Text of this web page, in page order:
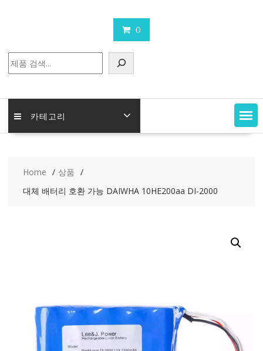
0
색
카테고리
Home
상품
대체 배터리 호환 가능 DAIWHA 10HE200aa DI-2000